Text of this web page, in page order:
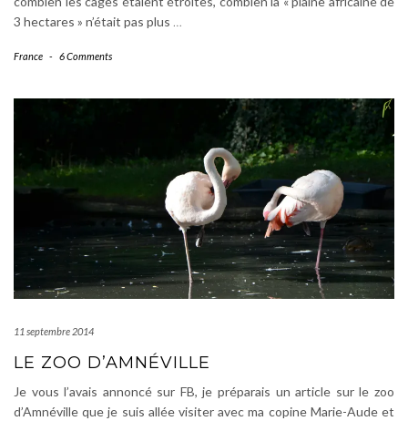
3 hectares » n’était pas plus …
France - 6 Comments
11 septembre 2014
LE ZOO D’AMNÉVILLE
Je vous l’avais annoncé sur FB, je préparais un article sur le zoo
d’Amnéville que je suis allée visiter avec ma copine Marie-Aude et